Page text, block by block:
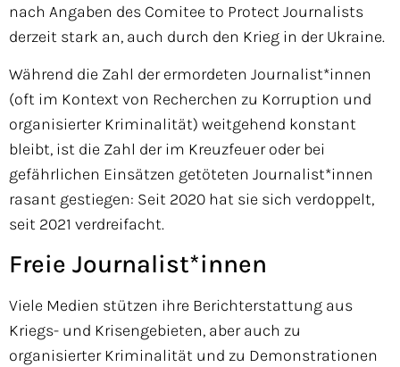
nach Angaben des Comitee to Protect Journalists
derzeit stark an, auch durch den Krieg in der Ukraine.
Während die Zahl der ermordeten Journalist*innen
(oft im Kontext von Recherchen zu Korruption und
organisierter Kriminalität) weitgehend konstant
bleibt, ist die Zahl der im Kreuzfeuer oderbei
gefährlichen Einsätzen getöteten Journalist*innen
rasant gestiegen: Seit 2020 hat sie sich verdoppelt,
seit 2021 verdreifacht.
Freie Journalist*innen
Viele Medien stützen ihre Berichterstattung aus
Kriegs- und Krisengebieten, aber auch zu
organisierterKriminalität und zu Demonstrationen